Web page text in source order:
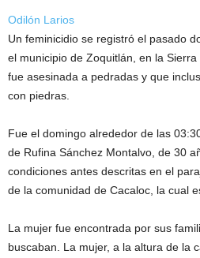
Odilón Larios
Un feminicidio se registró el pasado
el municipio de Zoquitlán, en la
fue asesinada a pedradas y que
con piedras.
Fue el domingo alrededor de las
de Rufina Sánchez Montalvo, de 30
condiciones antes descritas en el
de la comunidad de Cacaloc, la cual
La mujer fue encontrada por sus
buscaban. La mujer, a la altura de la